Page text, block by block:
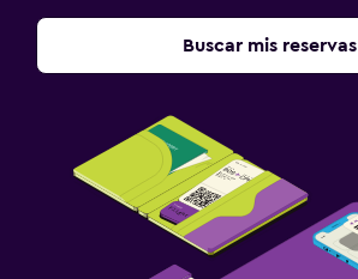
Estacionamiento y transporte
Traslado al aeropuerto (con cargos)
Estacionamiento gratuito
Sistema de entretenimiento
Buscar mis reservas